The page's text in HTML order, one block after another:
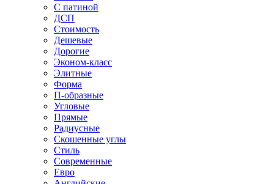
С патиной
ДСП
Стоимость
Дешевые
Дорогие
Эконом-класс
Элитные
Форма
П-образные
Угловые
Прямые
Радиусные
Скошенные углы
Стиль
Современные
Евро